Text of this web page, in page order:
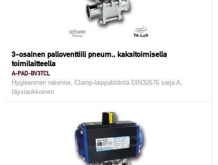
3-osainen palloventtiili pneum., kaksitoimisella
toimilaitteella
A-PAD-BV3TCL
Hygieeninen rakenne, Clamp-laippaliitäntä DIN32676 sarja A,
täysiaukkoinen